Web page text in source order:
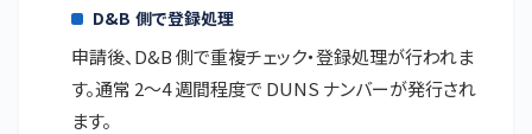
D&B 側で登録処理
申請後、D&B 側で重複チェック・登録処理が行われま
す。通常 2〜4 週間程度で DUNS ナンバーが発行され
ます。